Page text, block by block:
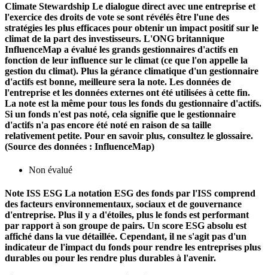
Climate Stewardship Le dialogue direct avec une entreprise et
l'exercice des droits de vote se sont révélés être l'une des
stratégies les plus efficaces pour obtenir un impact positif sur le
climat de la part des investisseurs. L'ONG britannique
InfluenceMap a évalué les grands gestionnaires d'actifs en
fonction de leur influence sur le climat (ce que l'on appelle la
gestion du climat). Plus la gérance climatique d'un gestionnaire
d'actifs est bonne, meilleure sera la note. Les données de
l'entreprise et les données externes ont été utilisées à cette fin.
La note est la même pour tous les fonds du gestionnaire d'actifs.
Si un fonds n'est pas noté, cela signifie que le gestionnaire
d'actifs n'a pas encore été noté en raison de sa taille
relativement petite. Pour en savoir plus, consultez le glossaire.
(Source des données : InfluenceMap)
Non évalué
Note ISS ESG La notation ESG des fonds par l'ISS comprend
des facteurs environnementaux, sociaux et de gouvernance
d'entreprise. Plus il y a d'étoiles, plus le fonds est performant
par rapport à son groupe de pairs. Un score ESG absolu est
affiché dans la vue détaillée. Cependant, il ne s'agit pas d'un
indicateur de l'impact du fonds pour rendre les entreprises plus
durables ou pour les rendre plus durables à l'avenir.